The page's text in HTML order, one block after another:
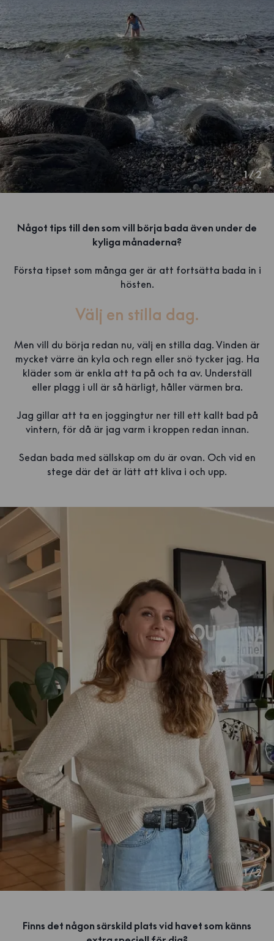
1/2
Något tips till den som vill börja bada även under de
kyliga månaderna?
Första tipset som många ger är att fortsätta bada in i
hösten.
Välj en stilla dag.
Men vill du börja redan nu, välj en stilla dag. Vinden är
mycket värre än kyla och regn eller snö tycker jag. Ha
kläder som är enkla att ta på och ta av. Underställ
eller plagg i ull är så härligt, håller värmen bra.
Jag gillar att ta en joggingtur ner till ett kallt bad på
vintern, för då är jag varm i kroppen redan innan.
Sedan bada med sällskap om du är ovan. Och vid en
stege där det är lätt att kliva i och upp.
1/2
Finns det någon särskild plats vid havet som känns